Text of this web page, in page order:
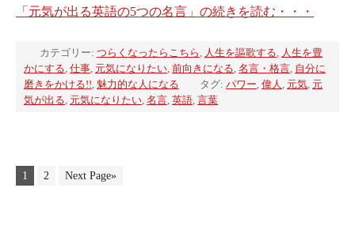
「元気が出る英語の5つの名言」の続きを読む・・・
カテゴリー: つらくなったらこちら , 人生を謳歌する, 人生を豊
かにする, 仕事, 元気になりたい, 前向きになる, 名言・格言, 自分に
磨きをかける!!, 魅力的な人になる タグ: パワー, 偉人 , 元気, 元
気が出る, 元気になりたい, 名言, 英語, 言葉
1 2 Next Page»